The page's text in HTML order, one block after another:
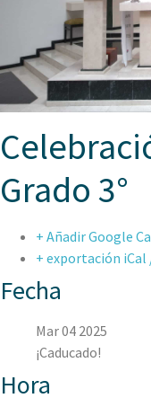
Grado 3°
+ Añadir Google
+ exportación
Fecha
Mar 04 2025
¡Caducado!
Hora